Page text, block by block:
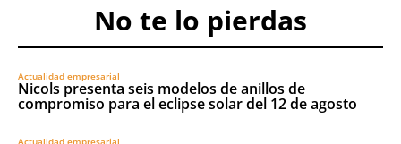
No te lo pierdas
Actualidad empresarial
Nicols presenta seis modelos de anillos de
compromiso para el eclipse solar del 12 de agosto
Actualidad empresarial